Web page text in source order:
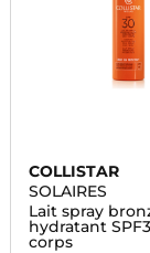
COLLISTAR
SOLAIRES
Lait spray
hydratant
corps